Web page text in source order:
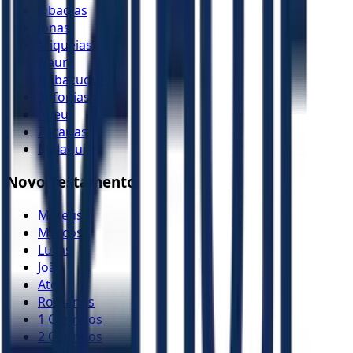
Obadias
Jonas
Miquéias
Naum
Habacuque
Sofonias
Ageu
Zacarias
Malaquias
Novo Testamento
Mateus
Marcos
Lucas
João
Atos
Romanos
1 Coríntios
2 Coríntios